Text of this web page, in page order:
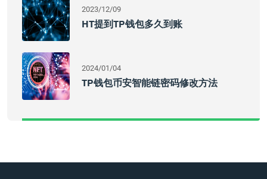
2023/12/09
HT提到TP钱包多久到账
2024/01/04
TP钱包币安智能链密码修改方法